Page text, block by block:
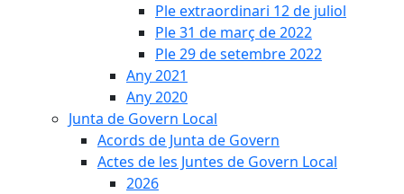
Ple extraordinari 12 de juliol
Ple 31 de març de 2022
Ple 29 de setembre 2022
Any 2021
Any 2020
Junta de Govern Local
Acords de Junta de Govern
Actes de les Juntes de Govern Local
2026